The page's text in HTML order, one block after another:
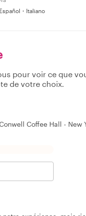
・Italiano
pour voir ce que
de votre choix.
Coffee Hall -